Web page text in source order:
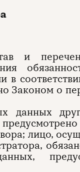
и
в
Законом о
данных
лицо,